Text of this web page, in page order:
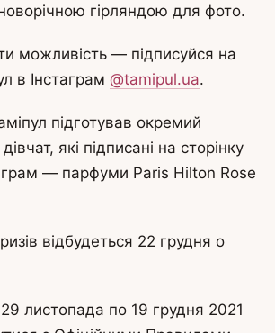
гірляндою для фото.
можливість — підписуйся на
в Інстаграм @tamipul.ua.
підготував окремий
які підписані на сторінку
— парфуми Paris Hilton Rose
відбудеться 22 грудня о
листопада по 19 грудня 2021